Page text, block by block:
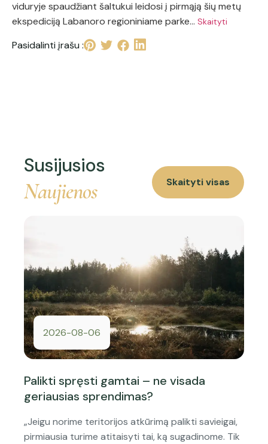
viduryje spaudžiant šaltukui leidosi į pirmąją šių metų
ekspediciją Labanoro regioniniame parke… Skaityti
Pasidalinti įrašu :
Susijusios
Naujienos Skaityti visas
2026-08-06
Palikti spręsti gamtai – ne visada
geriausias sprendimas?
„Jeigu norime teritorijos atkūrimą palikti savieigai,
pirmiausia turime atitaisyti tai, ką sugadinome. Tik